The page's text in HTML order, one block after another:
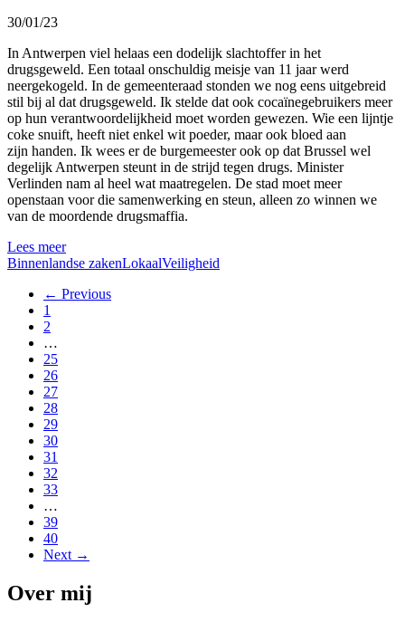
30/01/23
In Antwerpen viel helaas een dodelijk slachtoffer in het
drugsgeweld. Een totaal onschuldig meisje van 11 jaar werd
neergekogeld. In de gemeenteraad stonden we nog eens uitgebreid
stil bij al dat drugsgeweld. Ik stelde dat ook cocaïnegebruikers meer
op hun verantwoordelijkheid moet worden gewezen. Wie een lijntje
coke snuift, heeft niet enkel wit poeder, maar ook bloed aan
zijn handen. Ik wees er de burgemeester ook op dat Brussel wel
degelijk Antwerpen steunt in de strijd tegen drugs. Minister
Verlinden nam al heel wat maatregelen. De stad moet meer
openstaan voor die samenwerking en steun, alleen zo winnen we
van de moordende drugsmaffia.
Lees meer
Binnenlandse zakenLokaalVeiligheid
← Previous
1
2
…
25
26
27
28
29
30
31
32
33
…
39
40
Next →
Over mij